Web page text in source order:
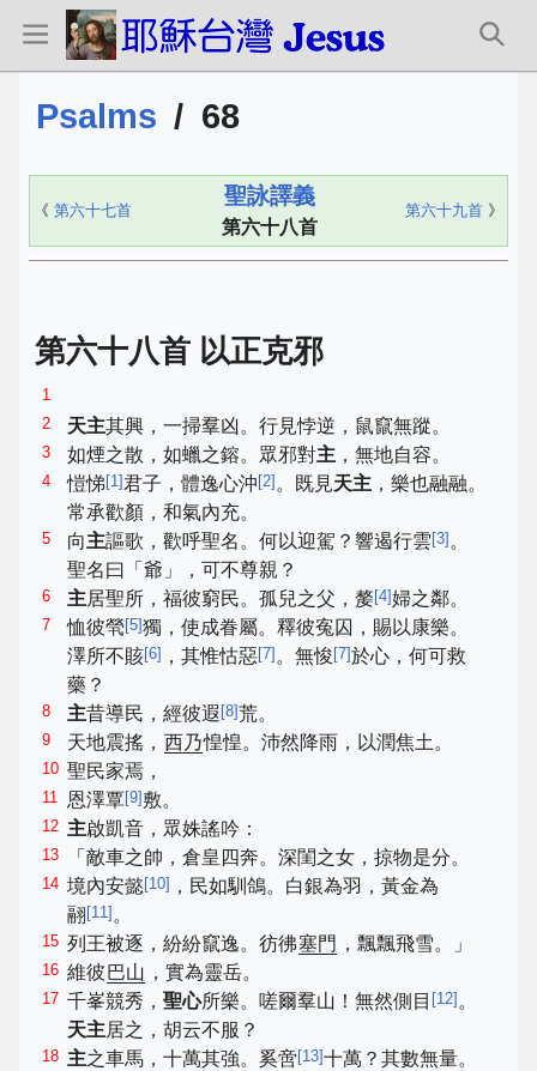
Psalms / 68
《 第六十七首
聖詠譯義
第六十八首
第六十九首 》
第六十八首 以正克邪
1
2
天主其興，一掃羣凶。行見悖逆，鼠竄無蹤。
3 如煙之散，如蠟之鎔。眾邪對主 ，無地自容。
4 愷悌 [1]君子，體逸心沖 [2] 。既見天主 ，樂也融融。
常承歡顏，和氣內充。
5 向主謳歌，歡呼聖名。何以迎駕？響遏行雲 [3] 。
聖名曰「爺」，可不尊親？
6 主居聖所，福彼窮民。孤兒之父，嫠[4]婦之鄰。
7 恤彼煢 [5]獨，使成眷屬。釋彼寃囚，賜以康樂。
澤所不賅[6] ，其惟怙惡[7] 。無悛 [7]於心，何可救
藥？
8 主昔導民，經彼遐 [8]荒。
9 天地震搖， 西乃惶惶。沛然降雨，以潤焦土。
10 聖民家焉，
11 恩澤覃[9] 敷。
12 主啟凱音，眾姝謠吟：
13 「敵車之帥，倉皇四奔。深閨之女，掠物是分。
14 境內安懿[10] ，民如馴鴿。白銀為羽，黃金為
翮 [11] 。
15 列王被逐，紛紛竄逸。彷彿塞門 ，飄飄飛雪。」
16 維彼 巴山 ，實為靈岳。
17 千峯競秀，聖心所樂。嗟爾羣山！無然側目 [12] 。
天主居之，胡云不服？
18 主之車馬，十萬其強。奚啻 [13]十萬？其數無量。